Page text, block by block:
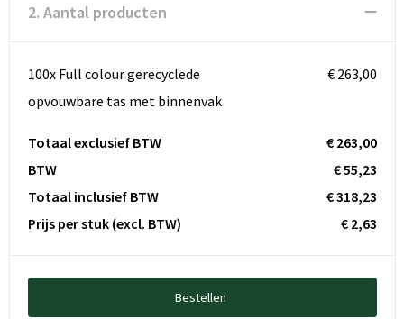
2. Aantal producten
100x Full colour gerecyclede
opvouwbare tas met binnenvak
€ 263,00
Totaal exclusief BTW
€ 263,00
BTW
€ 55,23
Totaal inclusief BTW
€ 318,23
Prijs per stuk (excl. BTW) € 2,63
Bestellen